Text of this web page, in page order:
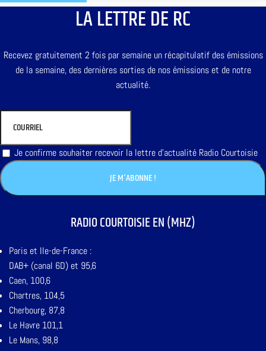
LA LETTRE DE RC
Recevez gratuitement 2 fois par semaine un récapitulatif des émissions
de la semaine, des dernières sorties de nos émissions et de notre
actualité.
Je confirme souhaiter recevoir la lettre d'actualité Radio Courtoisie
RADIO COURTOISIE EN (MHZ)
Paris et Ile-de-France :
DAB+ (canal 6D) et 95,6
Caen, 100,6
Chartres, 104,5
Cherbourg, 87,8
Le Havre 101,1
Le Mans, 98,8